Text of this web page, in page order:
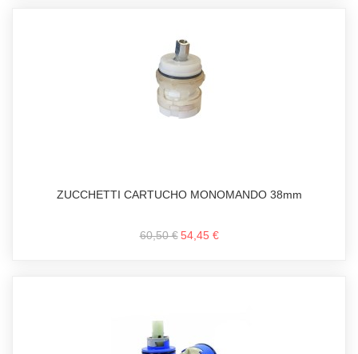
ZUCCHETTI CARTUCHO MONOMANDO 38mm
60,50 € 54,45 €